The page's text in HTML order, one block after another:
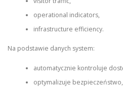
operational indicators,
infrastructure efficiency.
Na podstawie danych system:
automatycznie kontroluje
optymalizuje bezpieczeństwo,